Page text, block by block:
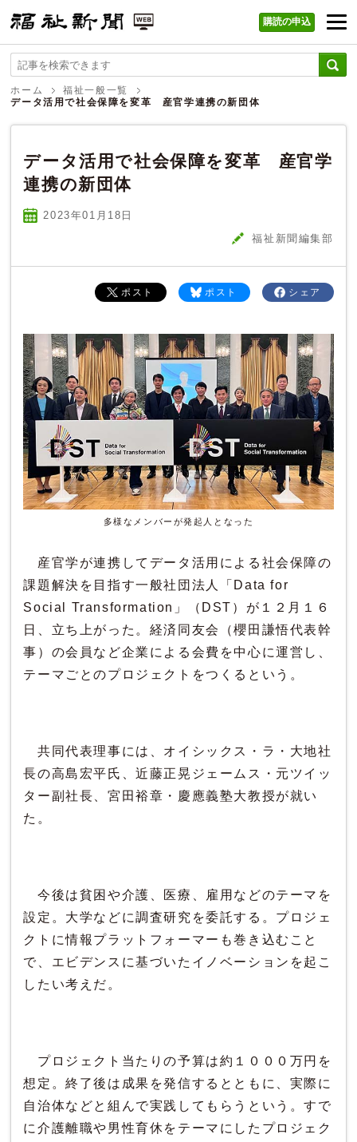
福祉新聞 WEB
購読の申込
ホーム
福祉一般一覧
データ活用で社会保障を変革 産官学連携の新団体
データ活用で社会保障を変革 産官学
連携の新団体
2023年01 月 18 日
福祉新聞編集部
シェア
ポスト
ポスト
多様なメンバーが発起人となった
産官学が連携してデータ活用による社会保障の
課題解決を目指す一般社団法人「Data for
Social Transformation」（DST）が１２月１６
日、立ち上がった。経済同友会（櫻田謙悟代表幹
事）の会員など企業による会費を中心に運営し、
テーマごとのプロジェクトをつくるという。
共同代表理事には、オイシックス・ラ・大地社
長の高島宏平氏、近藤正晃ジェームス・元ツイッ
ター副社長、宮田裕章・慶應義塾大教授が就い
た。
今後は貧困や介護、医療、雇用などのテーマを
設定。大学などに調査研究を委託する。プロジェ
クトに情報プラットフォーマーも巻き込むこと
で、エビデンスに基づいたイノベーションを起こ
したい考えだ。
プロジェクト当たりの予算は約１０００万円を
想定。終了後は成果を発信するとともに、実際に
自治体などと組んで実践してもらうという。すで
に介護離職や男性育休をテーマにしたプロジェク